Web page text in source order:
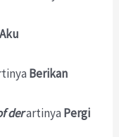
Aku
Berikan
derartinya Pergi